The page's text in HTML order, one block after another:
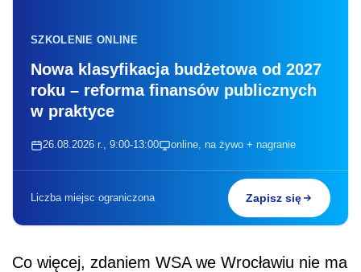
SZKOLENIE ONLINE
Nowa klasyfikacja budżetowa od 2027
roku – reforma finansów publicznych
w praktyce
26.08.2026 r., 9:00-13:00 online, na żywo + nagranie
Liczba miejsc ograniczona Zapisz się
Co więcej, zdaniem WSA we Wrocławiu nie ma